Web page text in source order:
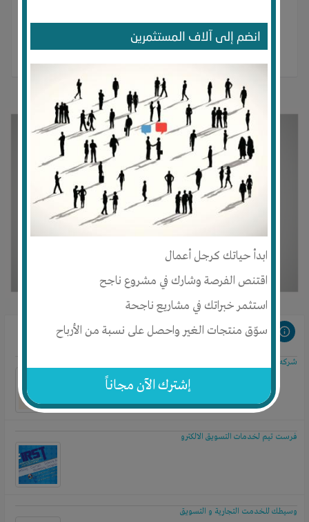
انضم إلى آلاف المستثمرين
ابدأ حياتك كرجل أعمال
اقتنص الفرصة وشارك في مشروع ناجح
استثمر خبراتك في مشاريع ناجحة
سوّق منتجات الغير واحصل على نسبة من الأرباح
إشترك الآن مجاناً
مشروعات مرتبطة
شركه الشريف للعزل كيميائي
فرست تيم لخدمات التسويق الالكترو
وسيطك للخدمت التجارية و التسويق